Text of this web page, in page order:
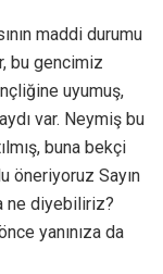
maddi durumu
bu gencimiz
uyumuş,
var. Neymiş bu
buna bekçi
öneriyoruz Sayın
ne diyebiliriz?
yanınıza da